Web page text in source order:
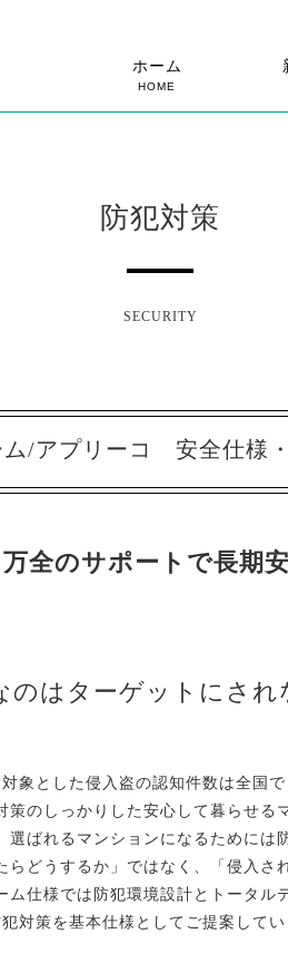
ホーム
HOME
防犯対策
SECURITY
ム/アプリーコ 安全仕様
全のサポートで長期
のはターゲットにされ
象とした侵入盗の認知件数は全国で
のしっかりした安心して暮らせる
ばれるマンションになるためには
らどうするか」ではなく、「侵入さ
ム仕様では防犯環境設計とトータル
対策を基本仕様としてご提案してい